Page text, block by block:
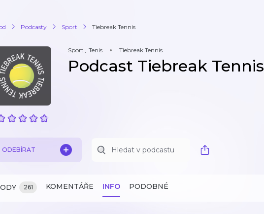
Podcasty Sport Tiebreak Tennis
Sport , Tenis Tiebreak Tennis
Podcast Tiebreak Tennis
ODEBÍRAT
261 KOMENTÁŘE INFO PODOBNÉ